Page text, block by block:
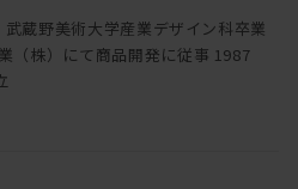
野美術大学産業デザイン科卒業
株）にて商品開発に従事 1987